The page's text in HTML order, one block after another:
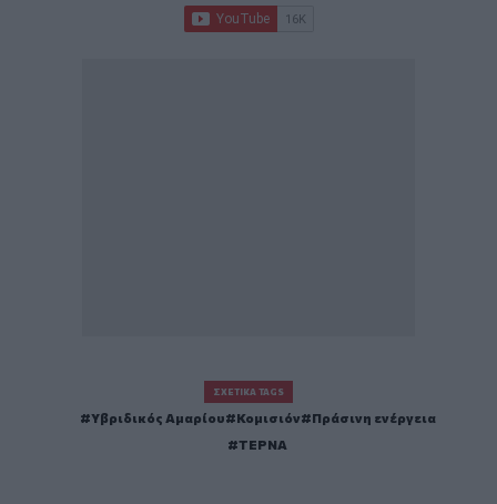
ΣΧΕΤΙΚΆ TAGS
Υβριδικός Αμαρίου Κομισιόν
Πράσινη ενέργεια
ΤΕΡΝΑ